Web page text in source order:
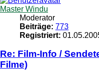
Master Windu
Moderator
Beiträge: 773
Registriert:
Re: Film-Info /
Filme)